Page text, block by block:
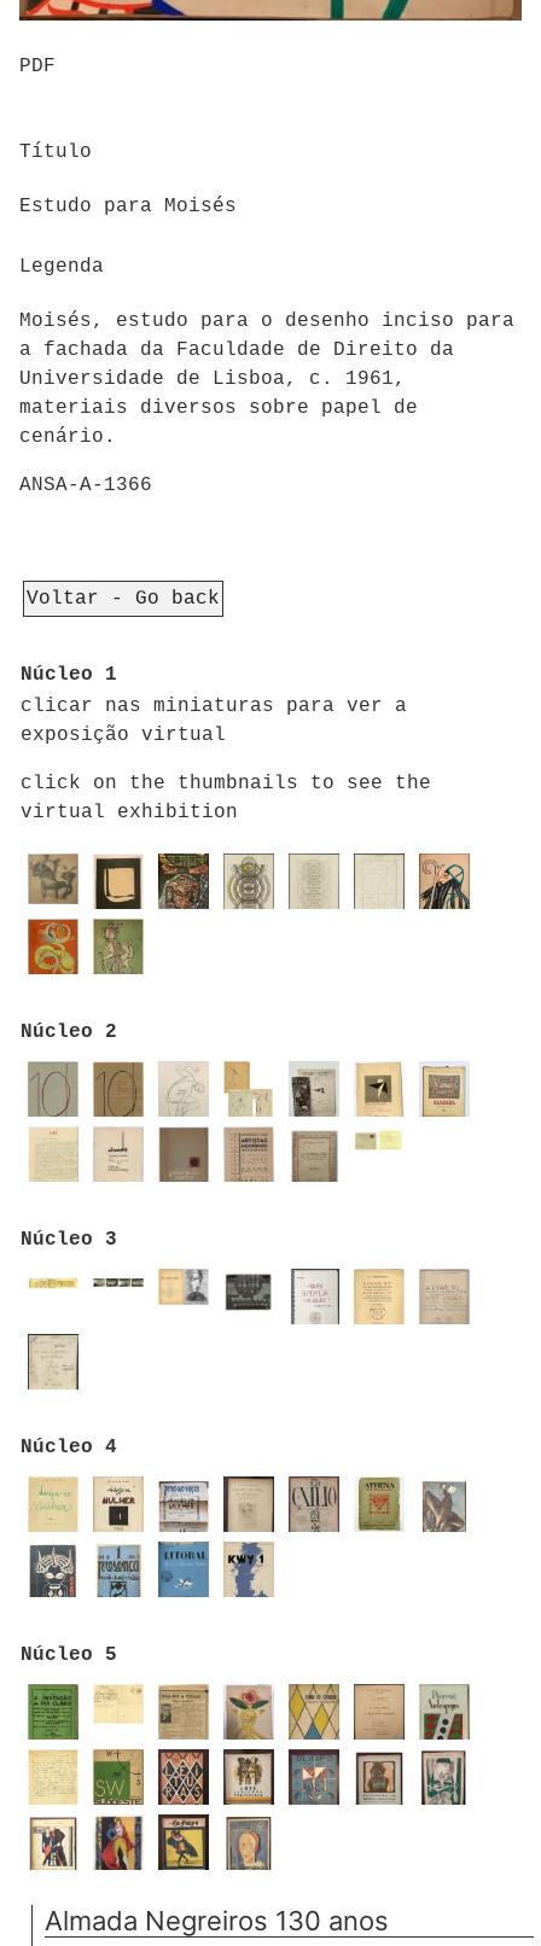
PDF
Título
Estudo para Moisés
Legenda
Moisés, estudo para o desenho inciso para
a fachada da Faculdade de Direito da
Universidade de Lisboa, c. 1961,
materiais diversos sobre papel de
cenário .
ANSA-A-1366
Voltar - Go back
Núcleo 1
clicar nas miniaturas para ver a
exposição virtual
click on the thumbnails to see the
virtual exhibition
Núcleo 2
Núcleo 3
Núcleo 4
Núcleo 5
Almada Negreiros 130 anos